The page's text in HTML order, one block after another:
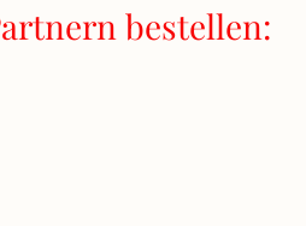
bestellen: